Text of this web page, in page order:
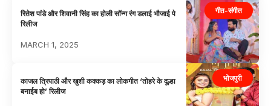
गीत-संगीत
रितेश पांडे और शिवानी सिंह का होली सॉन्ग रंग डलाई भौजाई पे
रिलीज
MARCH 1, 2025
भोजपुरी
काजल त्रिपाठी और खुशी कक्कड़ का लोकगीत ‘तोहरे के दूल्हा
बनाईब हो’ रिलीज